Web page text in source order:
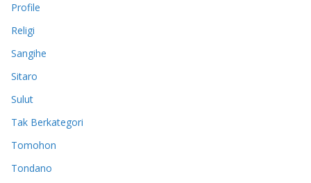
Profile
Religi
Sangihe
Sitaro
Sulut
Tak Berkategori
Tomohon
Tondano